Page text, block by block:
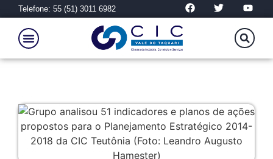
Telefone: 55 (51) 3011 6982